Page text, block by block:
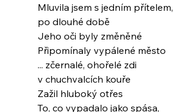
Mluvila jsem s jedním přítelem,
po dlouhé době
Jeho oči byly změněné
Připomínaly vypálené město
... zčernalé, ohořelé zdi
v chuchvalcích kouře
Zažil hluboký otřes
To, co vypadalo jako spása,